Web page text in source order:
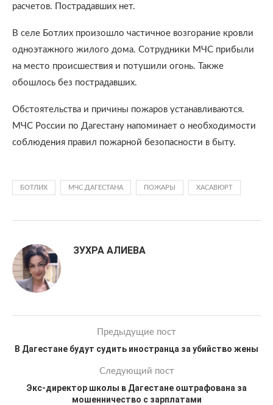
расчетов. Пострадавших нет.
В селе Ботлих произошло частичное возгорание кровли
одноэтажного жилого дома. Сотрудники МЧС прибыли
на место происшествия и потушили огонь. Также
обошлось без пострадавших.
Обстоятельства и причины пожаров устанавливаются.
МЧС России по Дагестану напоминает о необходимости
соблюдения правил пожарной безопасности в быту.
БОТЛИХ МЧС ДАГЕСТАНА ПОЖАРЫ ХАСАВЮРТ
ЗУХРА АЛИЕВА
Предыдущие пост
В Дагестане будут судить иностранца за убийство жены
Следующий пост
Экс-директор школы в Дагестане оштрафована за
мошенничество с зарплатами